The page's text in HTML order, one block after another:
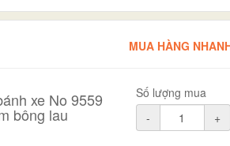
MUA HÀNG
xe No 9559
bông lau
Số lượng mua
-
+